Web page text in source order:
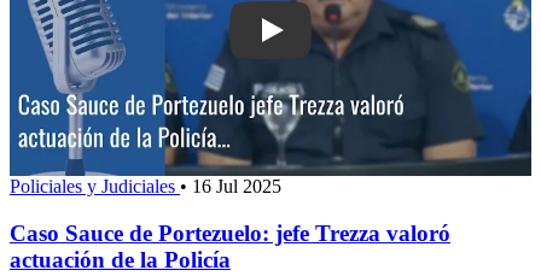
Play: Caso Sauce de Portezuelo: jefe
Policiales y Judiciales • 16 Jul 2025
Caso Sauce de Portezuelo: jefe Trezza valoró
actuación de la Policía